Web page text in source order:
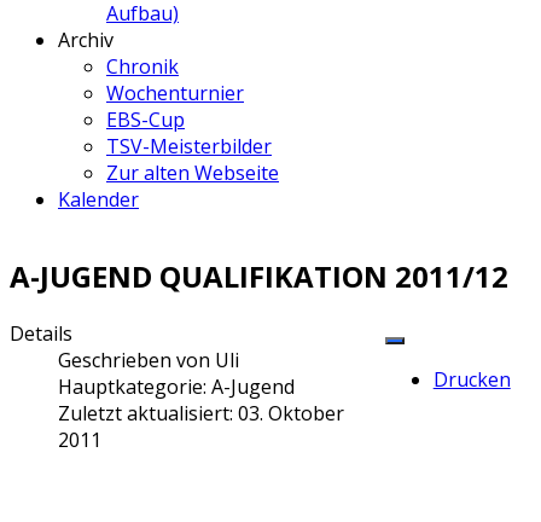
Aufbau)
Archiv
Chronik
Wochenturnier
EBS-Cup
TSV-Meisterbilder
Zur alten Webseite
Kalender
A-JUGEND QUALIFIKATION 2011/12
Drucken
Details
Geschrieben von Uli
Hauptkategorie: A-Jugend
Zuletzt aktualisiert: 03. Oktober
2011